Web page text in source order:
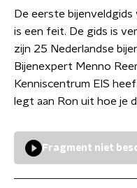
De eerste
is een feit. De gids is
zijn 25 Nederlandse
Bijenexpert Menno
Kenniscentrum EIS
legt aan Ron uit hoe je
Fragment niet